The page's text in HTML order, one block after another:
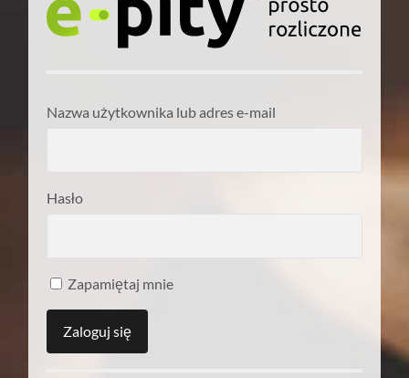
Nazwa użytkownika lub adres e-mail
Hasło
Zapamiętaj mnie